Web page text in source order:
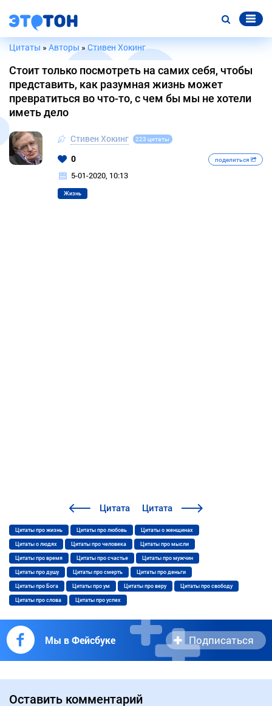
Цитаты » Авторы »Стивен Хокинг
Стоит только посмотреть на самих себя, чтобы
представить, как разумная жизнь может
превратиться во что-то, с чем бы мы не хотели
иметь дело
Стивен Хокинг 223 цитаты
0 поделиться
5-01-2020, 10:13
Жизнь
Цитата Цитата
Цитаты про жизнь Цитаты про любовь Цитаты о женщинах
Цитаты о людях Цитаты про человека Цитаты про мысли
Цитаты про время Цитаты про счастье Цитаты про мужчин
Цитаты про душу Цитаты про смерть Цитаты про деньги
Цитаты про Бога Цитаты про ум Цитаты про веру Цитаты про свободу
Цитаты про слова Цитаты про успех
Мы в Фейсбуке Подписаться
Оставить комментарий